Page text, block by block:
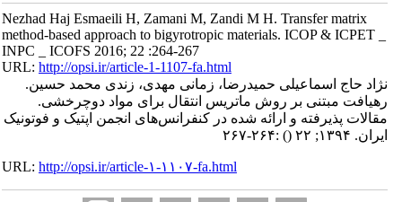
Nezhad Haj Esmaeili H, Zamani M, Zandi M H. Transfer matrix
method-based approach to bigyrotropic materials. ICOP & ICPET _
INPC _ ICOFS 2016; 22 :264-267
URL:http://opsi.ir/article-1-1107-fa.html
نژاد حاج اسماعیلی حمیدرضا، زمانی مهدی، زندی محمد حسین.
رهیافت مبتنی بر روش ماتریس انتقال برای مواد دوچرخشی.
مقالات پذیرفته و ارائه شده در کنفرانس‌های انجمن اپتیک و فوتونیک
ایران. ۱۳۹۴; ۲۲
() :۲۶۴-۲۶۷
URL:http://opsi.ir/article-۱-۱۱۰۷-fa.html